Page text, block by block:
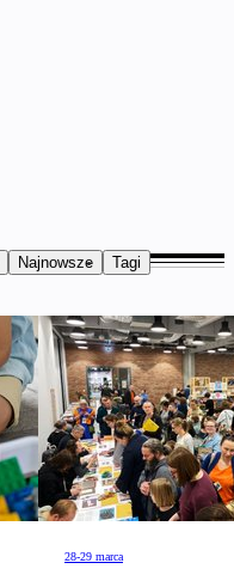
Najnowsze Tagi
28-29 marca